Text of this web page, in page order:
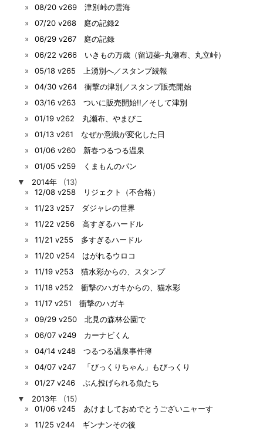
08/20 v269 津別峠の雲海
07/20 v268 庭の記録2
06/29 v267 庭の記録
06/22 v266 いきもの万歳（留辺蘂-丸瀬布、丸立峠）
05/18 v265 上湧別へ／スタンプ続報
04/30 v264 衝撃の津別／スタンプ販売開始
03/16 v263 ついに販売開始!!／そして津別
01/19 v262 丸瀬布、やまびこ
01/13 v261 なぜか意識が変化した日
01/06 v260 新春つるつる温泉
01/05 v259 くまもんのパン
▼
2014年
(13)
12/08 v258 リジェクト（不合格）
11/23 v257 ダジャレの世界
11/22 v256 高すぎるハードル
11/21 v255 多すぎるハードル
11/20 v254 はがれるウロコ
11/19 v253 猫水彩からの、スタンプ
11/18 v252 衝撃のハガキからの、猫水彩
11/17 v251 衝撃のハガキ
09/29 v250 北見の森林公園で
06/07 v249 カーナビくん
04/14 v248 つるつる温泉事件簿
04/07 v247 「びっくりちゃん」もびっくり
01/27 v246 ぶん投げられる魚たち
▼
2013年
(15)
01/06 v245 あけましておめでとうございニャーす
11/25 v244 ギンナンその後